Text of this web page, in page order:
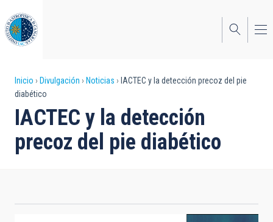
al
contenido
principal
Sobrescribir
enlaces
de
ayuda
Inicio Divulgación Noticias
IACTEC y la detección precoz del pie
diabético
IACTEC y la detección
precoz del pie diabético